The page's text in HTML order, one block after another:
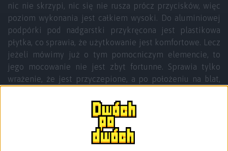
nic nie skrzypi, nic się nie rusza prócz przycisków, więc
poziom wykonania jest całkiem wysoki. Do aluminiowej
podpórki pod nadgarstki przykręcona jest plastikowa
płytka, co sprawia, że użytkowanie jest komfortowe. Lecz
jeżeli mówimy już o tym pomocniczym elemencie, to
jego mocowanie nie jest zbyt fortunne. Sprawia tylko
wrażenie, że jest przyczepione, a po położeniu na blat,
raczej jej nie przesuwają i pozostaje na swoim miejscu.